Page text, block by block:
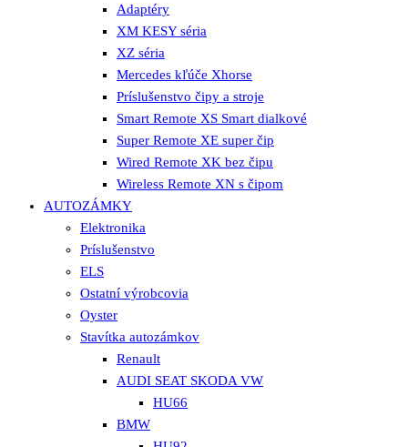
Adaptéry
XM KESY séria
XZ séria
Mercedes kľúče Xhorse
Príslušenstvo čipy a stroje
Smart Remote XS Smart dialkové
Super Remote XE super čip
Wired Remote XK bez čipu
Wireless Remote XN s čipom
AUTOZÁMKY
Elektronika
Príslušenstvo
ELS
Ostatní výrobcovia
Oyster
Stavítka autozámkov
Renault
AUDI SEAT SKODA VW
HU66
BMW